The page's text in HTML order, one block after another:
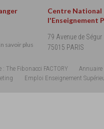
savoir plus
Centre National
l'Enseignement
79 Avenue de Ségur
75015 PARIS
The Fibonacci FACTORY
Annuaire
Emploi Enseignement